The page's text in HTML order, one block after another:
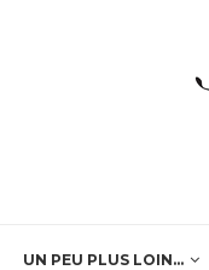
UN PEU PLUS LOIN…